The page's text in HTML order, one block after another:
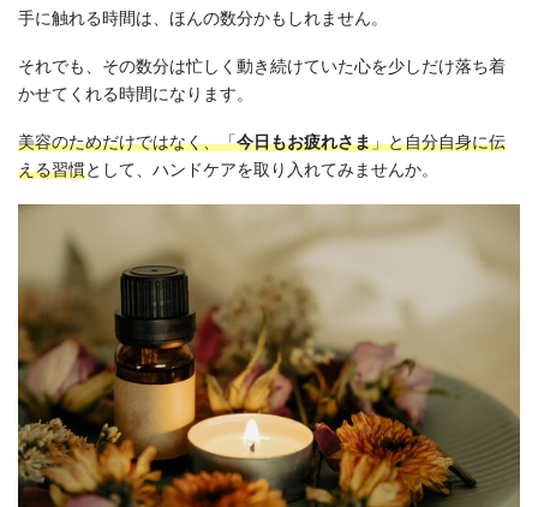
手に触れる時間は、ほんの数分かもしれません。
それでも、その数分は忙しく動き続けていた心を少しだけ落ち着
かせてくれる時間になります。
美容のためだけではなく、「今日もお疲れさま」と自分自身に伝
える習慣として、ハンドケアを取り入れてみませんか。